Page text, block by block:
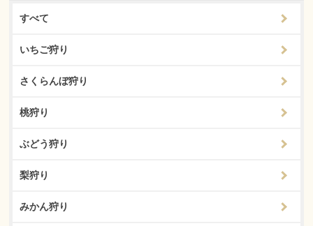
すべて
いちご狩り
さくらんぼ狩り
桃狩り
ぶどう狩り
梨狩り
みかん狩り